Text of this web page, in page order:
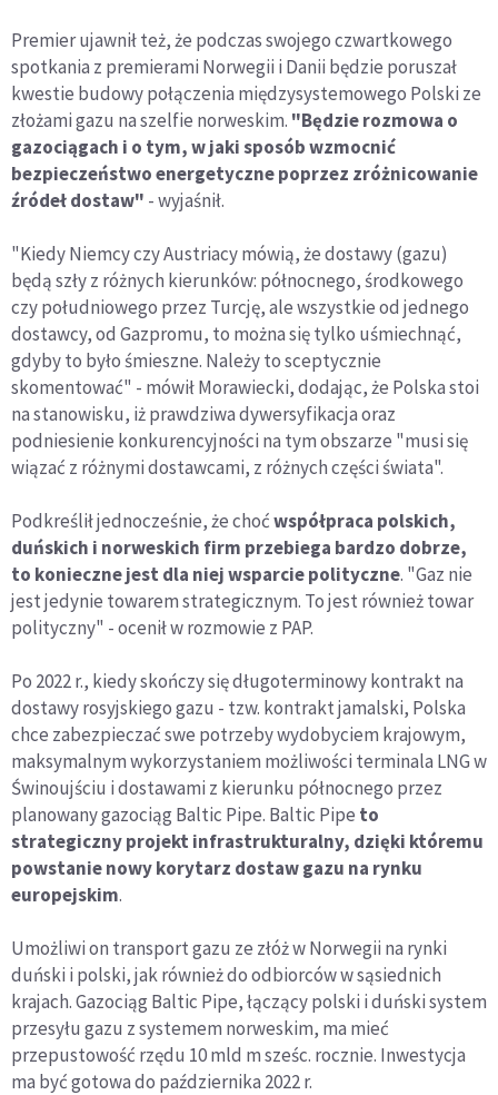
Premier ujawnił też, że podczas swojego czwartkowego
spotkania z premierami Norwegii i Danii będzie poruszał
kwestie budowy połączenia międzysystemowego Polski ze
złożami gazu na szelfie norweskim. "Będzie rozmowa o
gazociągach i o tym, w jaki sposób wzmocnić
bezpieczeństwo energetyczne poprzez zróżnicowanie
źródeł dostaw" - wyjaśnił.
"Kiedy Niemcy czy Austriacy mówią, że dostawy (gazu)
będą szły z różnych kierunków: północnego, środkowego
czy południowego przez Turcję, ale wszystkie od jednego
dostawcy, od Gazpromu, to można się tylko uśmiechnąć,
gdyby to było śmieszne. Należy to sceptycznie
skomentować" - mówił Morawiecki, dodając, że Polska stoi
na stanowisku, iż prawdziwa dywersyfikacja oraz
podniesienie konkurencyjności na tym obszarze "musi się
wiązać z różnymi dostawcami, z różnych części świata".
Podkreślił jednocześnie, że choćwspółpraca polskich,
duńskich i norweskich firm przebiega bardzo dobrze,
to konieczne jest dla niej wsparcie polityczne. "Gaz nie
jest jedynie towarem strategicznym. To jest również towar
polityczny" - ocenił w rozmowie z PAP.
Po 2022 r., kiedy skończy się długoterminowy kontrakt na
dostawy rosyjskiego gazu - tzw. kontrakt jamalski, Polska
chce zabezpieczać swe potrzeby wydobyciem krajowym,
maksymalnym wykorzystaniem możliwości terminala LNG w
Świnoujściu i dostawami z kierunku północnego przez
planowany gazociąg Baltic Pipe. Baltic Pipe to
strategiczny projekt infrastrukturalny, dzięki któremu
powstanie nowy korytarz dostaw gazu na rynku
europejskim.
Umożliwi on transport gazu ze złóż w Norwegii na rynki
duński i polski, jak również do odbiorców w sąsiednich
krajach. Gazociąg Baltic Pipe, łączący polski i duński system
przesyłu gazu z systemem norweskim, ma mieć
przepustowość rzędu 10 mld m sześc. rocznie. Inwestycja
ma być gotowa do października 2022 r.